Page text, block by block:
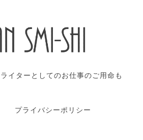
ターとしてのお仕事のご用命も
プライバシーポリシー